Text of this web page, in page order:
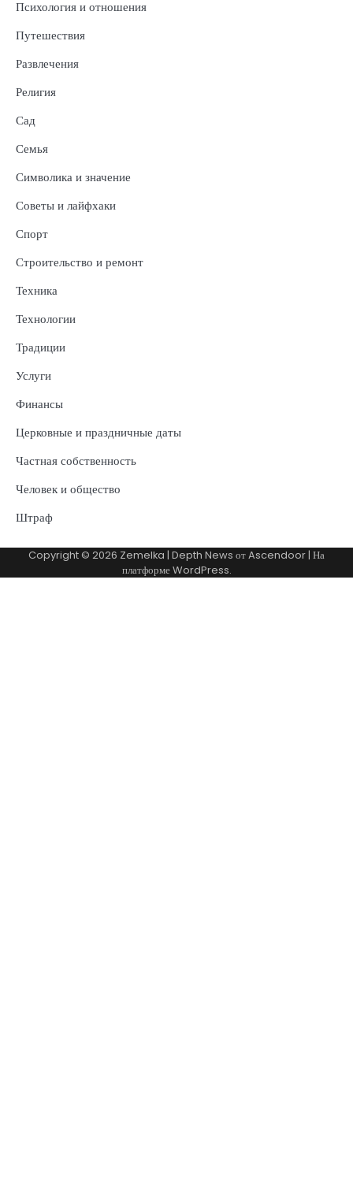
Психология и отношения
Путешествия
Развлечения
Религия
Сад
Семья
Символика и значение
Советы и лайфхаки
Спорт
Строительство и ремонт
Техника
Технологии
Традиции
Услуги
Финансы
Церковные и праздничные даты
Частная собственность
Человек и общество
Штраф
Copyright © 2026 Zemelka | Depth News отAscendoor| На
платформеWordPress.